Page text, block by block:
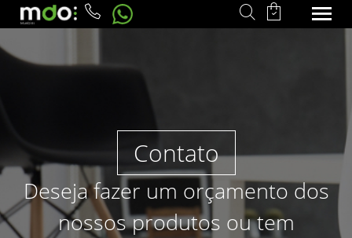
Contato
Deseja fazer um orçamento dos
nossos produtos ou tem